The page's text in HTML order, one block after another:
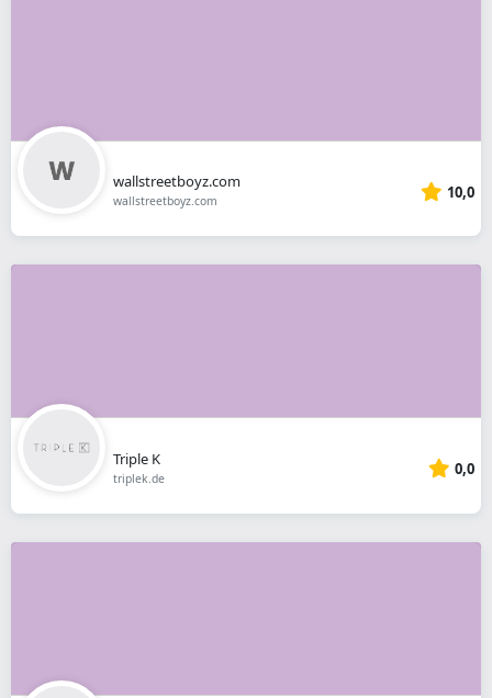
wallstreetboyz.com
wallstreetboyz.com 10,0
Triple K
triplek.de 0,0